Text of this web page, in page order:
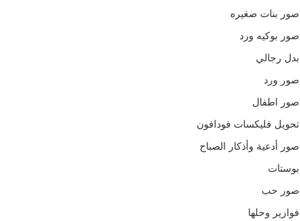
صور بنات صغيره
صور بوكيه ورد
بدل رجالي
صور ورد
صور اطفال
تحويل فليكسات فودافون
صور أدعية وأذكار الصباح
بوستات
صور حب
فوازير وحلها